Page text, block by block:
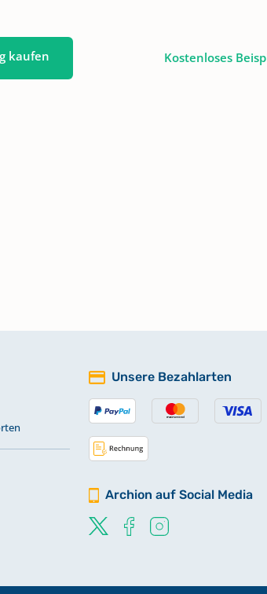
kaufen Kostenloses
Unsere Bezahlarten
Archion auf Social Media